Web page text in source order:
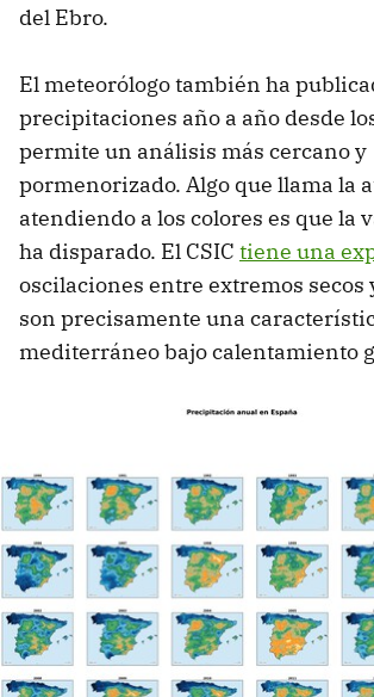
del Ebro.
El meteorólogo también ha
precipitaciones año a año desde
permite un análisis más cercano y
pormenorizado. Algo que llama la
atendiendo a los colores es que la
ha disparado. El CSIC tiene una
oscilaciones entre extremos secos
son precisamente una
mediterráneo bajo calentamiento